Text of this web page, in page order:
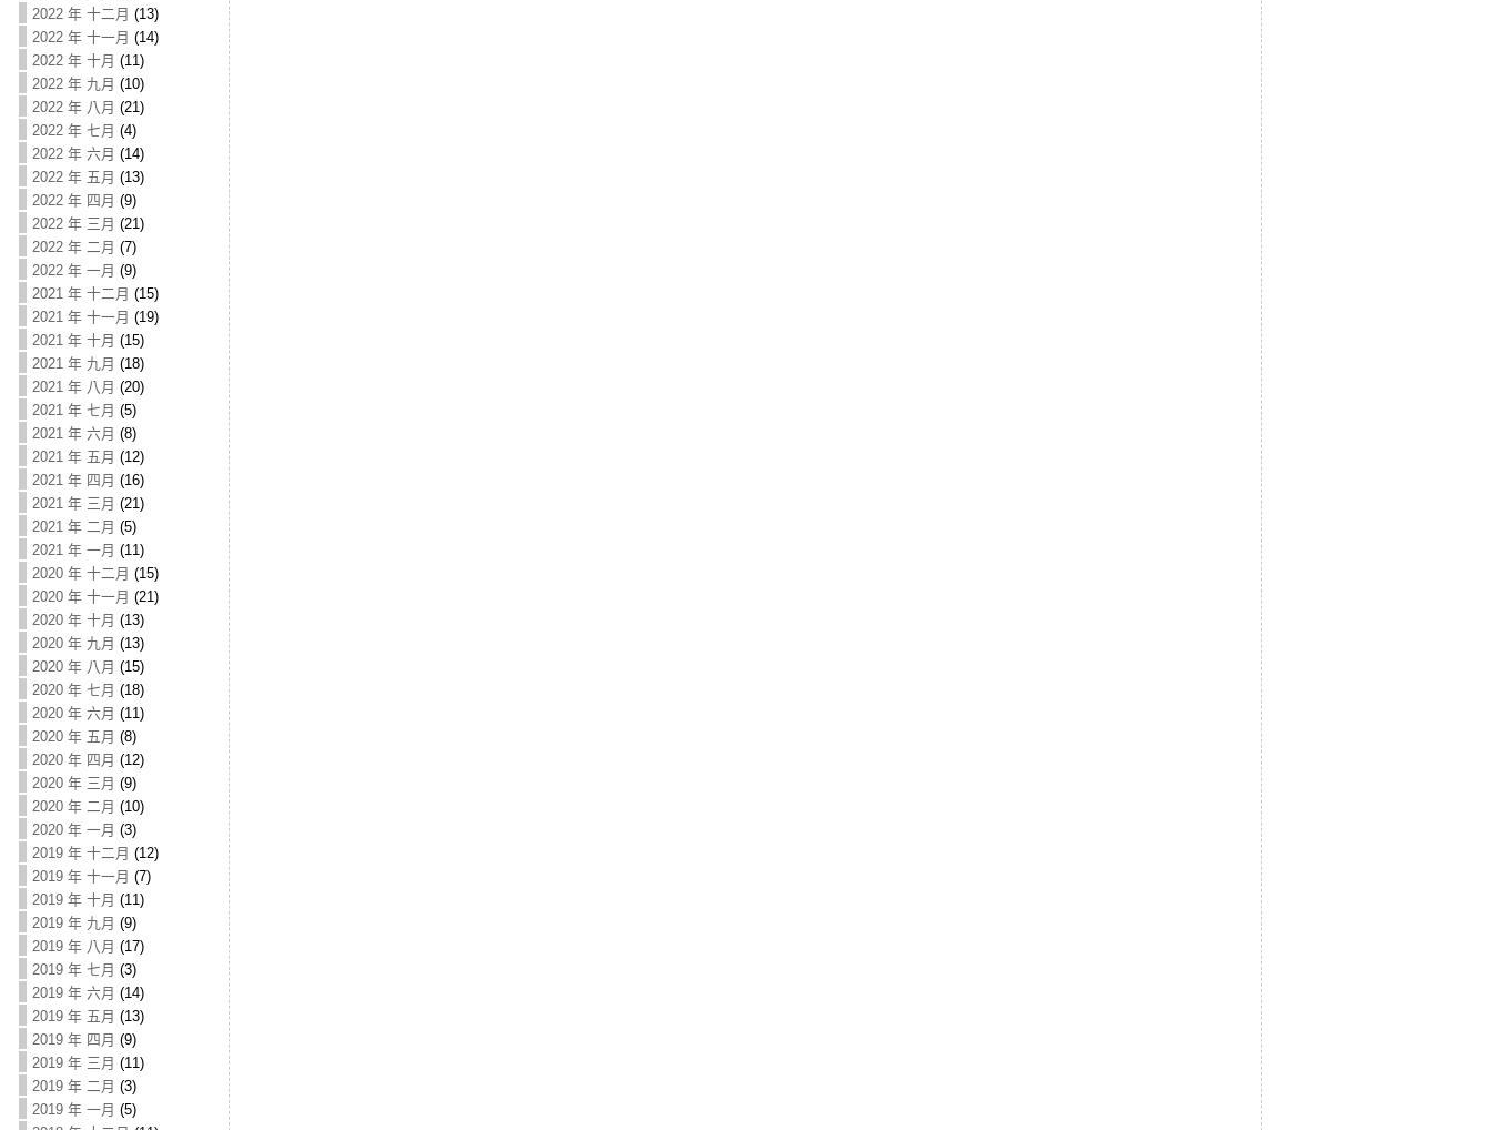
2022 年 十二月 (13)
2022 年 十一月 (14)
2022 年 十月 (11)
2022 年 九月 (10)
2022 年 八月 (21)
2022 年 七月 (4)
2022 年 六月 (14)
2022 年 五月 (13)
2022 年 四月 (9)
2022 年 三月 (21)
2022 年 二月 (7)
2022 年 一月 (9)
2021 年 十二月 (15)
2021 年 十一月 (19)
2021 年 十月 (15)
2021 年 九月 (18)
2021 年 八月 (20)
2021 年 七月 (5)
2021 年 六月 (8)
2021 年 五月 (12)
2021 年 四月 (16)
2021 年 三月 (21)
2021 年 二月 (5)
2021 年 一月 (11)
2020 年 十二月 (15)
2020 年 十一月 (21)
2020 年 十月 (13)
2020 年 九月 (13)
2020 年 八月 (15)
2020 年 七月 (18)
2020 年 六月 (11)
2020 年 五月 (8)
2020 年 四月 (12)
2020 年 三月 (9)
2020 年 二月 (10)
2020 年 一月 (3)
2019 年 十二月 (12)
2019 年 十一月 (7)
2019 年 十月 (11)
2019 年 九月 (9)
2019 年 八月 (17)
2019 年 七月 (3)
2019 年 六月 (14)
2019 年 五月 (13)
2019 年 四月 (9)
2019 年 三月 (11)
2019 年 二月 (3)
2019 年 一月 (5)